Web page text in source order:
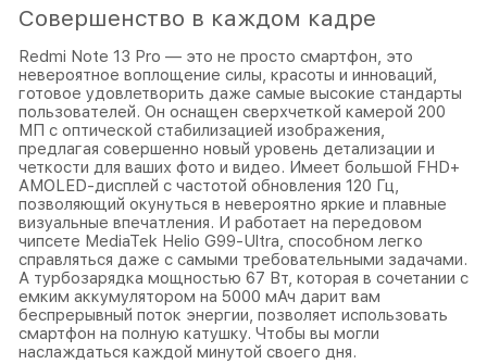
Совершенство в каждом кадре
Redmi Note 13 Pro — это не просто смартфон, это
невероятное воплощение силы, красоты и инноваций,
готовое удовлетворить даже самые высокие стандарты
пользователей. Он оснащен сверхчеткой камерой 200
МП с оптической стабилизацией изображения,
предлагая совершенно новый уровень детализации и
четкости для ваших фото и видео. Имеет большой FHD+
AMOLED-дисплей с частотой обновления 120 Гц,
позволяющий окунуться в невероятно яркие и плавные
визуальные впечатления. И работает на передовом
чипсете MediaTek Helio G99-Ultra, способном легко
справляться даже с самыми требовательными задачами.
А турбозарядка мощностью 67 Вт, которая в сочетании с
емким аккумулятором на 5000 мАч дарит вам
беспрерывный поток энергии, позволяет использовать
смартфон на полную катушку. Чтобы вы могли
наслаждаться каждой минутой своего дня.